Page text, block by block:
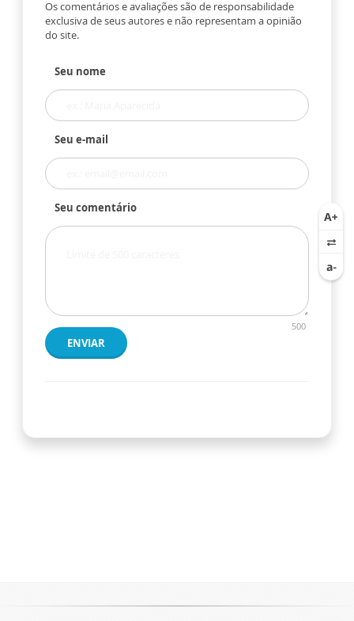
Os comentários e avaliações são de responsabilidade
exclusiva de seus autores e não representam a opinião
do site.
Seu nome
Seu e-mail
Seu comentário
500
ENVIAR